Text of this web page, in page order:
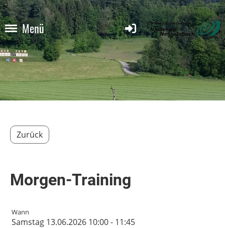
Menü
Zurück
Morgen-Training
Wann
Samstag 13.06.2026 10:00 - 11:45